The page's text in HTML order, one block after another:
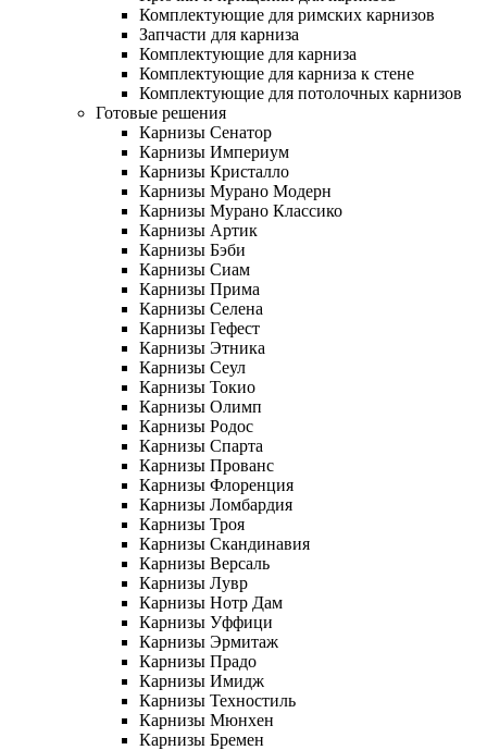
Комплектующие для римских карнизов
Запчасти для карниза
Комплектующие для карниза
Комплектующие для карниза к стене
Комплектующие для потолочных карнизов
Готовые решения
Карнизы Сенатор
Карнизы Империум
Карнизы Кристалло
Карнизы Мурано Модерн
Карнизы Мурано Классико
Карнизы Артик
Карнизы Бэби
Карнизы Сиам
Карнизы Прима
Карнизы Селена
Карнизы Гефест
Карнизы Этника
Карнизы Сеул
Карнизы Токио
Карнизы Олимп
Карнизы Родос
Карнизы Спарта
Карнизы Прованс
Карнизы Флоренция
Карнизы Ломбардия
Карнизы Троя
Карнизы Скандинавия
Карнизы Версаль
Карнизы Лувр
Карнизы Нотр Дам
Карнизы Уффици
Карнизы Эрмитаж
Карнизы Прадо
Карнизы Имидж
Карнизы Техностиль
Карнизы Мюнхен
Карнизы Бремен